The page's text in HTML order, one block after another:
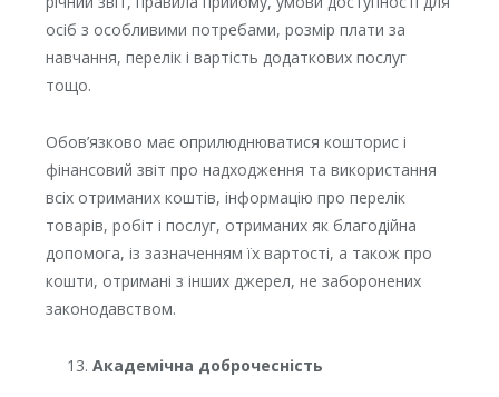
осіб з особливими потребами, розмір плати за
навчання, перелік і вартість додаткових послуг
тощо.
Обов’язково має оприлюднюватися кошторис і
фінансовий звіт про надходження та використання
всіх отриманих коштів, інформацію про перелік
товарів, робіт і послуг, отриманих як благодійна
допомога, із зазначенням їх вартості, а також про
кошти, отримані з інших джерел, не заборонених
законодавством.
Академічна доброчесність